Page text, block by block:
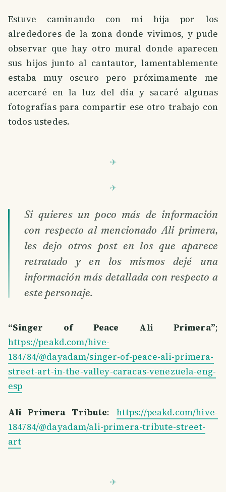
Estuve caminando con mi hija por los
alrededores de la zona donde vivimos, y pude
observar que hay otro mural donde aparecen
sus hijos junto al cantautor, lamentablemente
estaba muy oscuro pero próximamente me
acercaré en la luz del día y sacaré algunas
fotografías para compartir ese otro trabajo con
todos ustedes.
Si quieres un poco más de información
con respecto al mencionado Ali primera,
les dejo otros post en los que aparece
retratado y en los mismos dejé una
información más detallada con respecto a
este personaje.
“Singer of Peace Ali Primera”;
https://peakd.com/hive-
184784/@dayadam/singer-of-peace-ali-primera-
street-art-in-the-valley-caracas-venezuela-eng-
esp
Ali Primera Tribute: https://peakd.com/hive-
184784/@dayadam/ali-primera-tribute-street-
art